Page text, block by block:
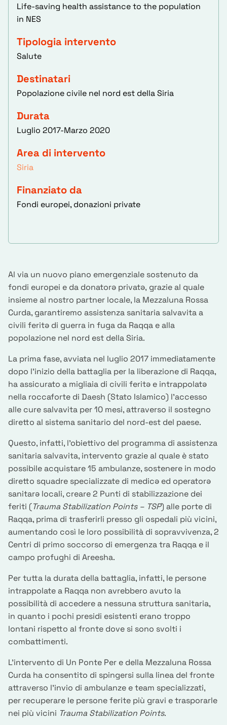
Life-saving health assistance to the population
in NES
Tipologia intervento
Salute
Destinatari
Popolazione civile nel nord est della Siria
Durata
Luglio 2017-Marzo 2020
Area di intervento
Siria
Finanziato da
Fondi europei, donazioni private
Al via un nuovo piano emergenziale sostenuto da
fondi europei e da donatorə privatə, grazie al quale
insieme al nostro partner locale, la Mezzaluna Rossa
Curda, garantiremo assistenza sanitaria salvavita a
civili feritə di guerra in fuga da Raqqa e alla
popolazione nel nord est della Siria.
La prima fase, avviata nel luglio 2017 immediatamente
dopo l'inizio della battaglia per la liberazione di Raqqa,
ha assicurato a migliaia di civili feritə e intrappolatə
nella roccaforte di Daesh (Stato Islamico) l’accesso
alle cure salvavita per 10 mesi, attraverso il sostegno
diretto al sistema sanitario del nord-est del paese.
Questo, infatti, l’obiettivo del programma di assistenza
sanitaria salvavita, intervento grazie al quale è stato
possibile acquistare 15 ambulanze, sostenere in modo
diretto squadre specializzate di medicə ed operatorə
sanitarə locali, creare 2 Punti di stabilizzazione dei
feriti (Trauma Stabilization Points – TSP) alle porte di
Raqqa, prima di trasferirli presso gli ospedali più vicini,
aumentando così le loro possibilità di sopravvivenza, 2
Centri di primo soccorso di emergenza tra Raqqa e il
campo profughi di Areesha.
Per tutta la durata della battaglia, infatti, le persone
intrappolate a Raqqa non avrebbero avuto la
possibilità di accedere a nessuna struttura sanitaria,
in quanto i pochi presidi esistenti erano troppo
lontani rispetto al fronte dove si sono svolti i
combattimenti.
L'intervento di Un Ponte Per e della Mezzaluna Rossa
Curda ha consentito di spingersi sulla linea del fronte
attraverso l’invio di ambulanze e team specializzati,
per recuperare le persone ferite più gravi e trasporarle
nei più vicini Trauma Stabilization Points.